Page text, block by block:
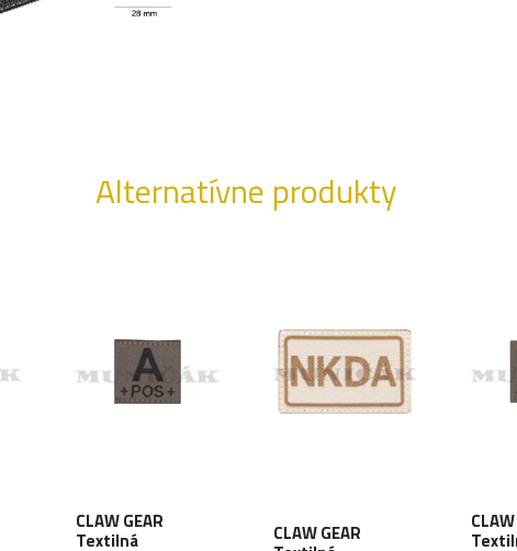
Alternatívne produkty
CLAW GEAR
Textilná CLAW GEAR